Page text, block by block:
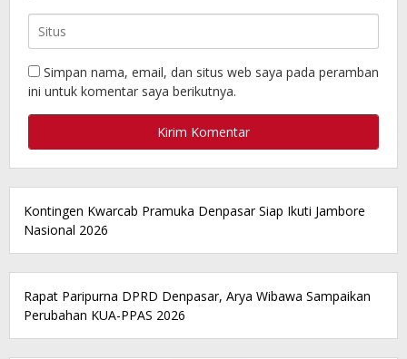
Simpan nama, email, dan situs web saya pada peramban
ini untuk komentar saya berikutnya.
Kontingen Kwarcab Pramuka Denpasar Siap Ikuti Jambore
Nasional 2026
Rapat Paripurna DPRD Denpasar, Arya Wibawa Sampaikan
Perubahan KUA-PPAS 2026